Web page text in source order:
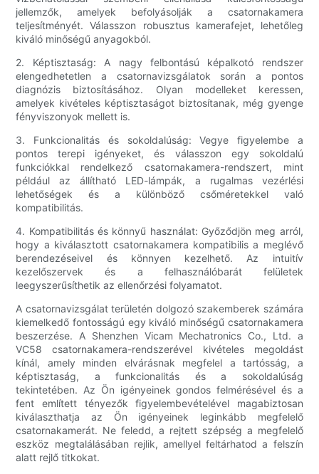
jellemzők, amelyek befolyásolják a csatornakamera
teljesítményét. Válasszon robusztus kamerafejet, lehetőleg
kiváló minőségű anyagokból.
2. Képtisztaság: A nagy felbontású képalkotó rendszer
elengedhetetlen a csatornavizsgálatok során a pontos
diagnózis biztosításához. Olyan modelleket keressen,
amelyek kivételes képtisztaságot biztosítanak, még gyenge
fényviszonyok mellett is.
3. Funkcionalitás és sokoldalúság: Vegye figyelembe a
pontos terepi igényeket, és válasszon egy sokoldalú
funkciókkal rendelkező csatornakamera-rendszert, mint
például az állítható LED-lámpák, a rugalmas vezérlési
lehetőségek és a különböző csőméretekkel való
kompatibilitás.
4. Kompatibilitás és könnyű használat: Győződjön meg arról,
hogy a kiválasztott csatornakamera kompatibilis a meglévő
berendezéseivel és könnyen kezelhető. Az intuitív
kezelőszervek és a felhasználóbarát felületek
leegyszerűsíthetik az ellenőrzési folyamatot.
A csatornavizsgálat területén dolgozó szakemberek számára
kiemelkedő fontosságú egy kiváló minőségű csatornakamera
beszerzése. A Shenzhen Vicam Mechatronics Co., Ltd. a
VC58 csatornakamera-rendszerével kivételes megoldást
kínál, amely minden elvárásnak megfelel a tartósság, a
képtisztaság, a funkcionalitás és a sokoldalúság
tekintetében. Az Ön igényeinek gondos felmérésével és a
fent említett tényezők figyelembevételével magabiztosan
kiválaszthatja az Ön igényeinek leginkább megfelelő
csatornakamerát. Ne feledd, a rejtett szépség a megfelelő
eszköz megtalálásában rejlik, amellyel feltárhatod a felszín
alatt rejlő titkokat.